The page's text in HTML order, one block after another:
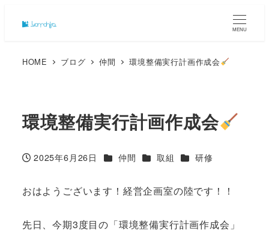
MENU
HOME ブログ 仲間 環境整備実行計画作成会
環境整備実行計画作成会
投稿日
2025年6月26日 カテゴリー
仲間 カテゴリー
取組 カテゴリー
研修
おはようございます！経営企画室の陸です！！
先日、今期3度目の「環境整備実行計画作成会」